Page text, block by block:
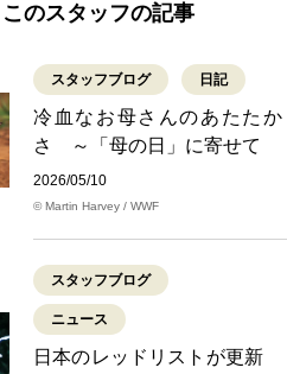
このスタッフの記事
スタッフブログ 日記
冷血なお母さんのあたたか
さ ～「母の日」に寄せて
2026/05/10
© Martin Harvey / WWF
スタッフブログ
ニュース
日本のレッドリストが更新